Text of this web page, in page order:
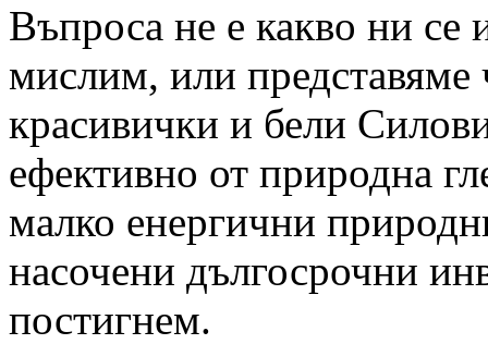
Въпроса не е какво ни се
мислим, или представяме
красивички и бели
ефективно от природна
малко енергични
насочени дългосрочни
постигнем.